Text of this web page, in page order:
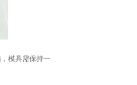
模具需保持一